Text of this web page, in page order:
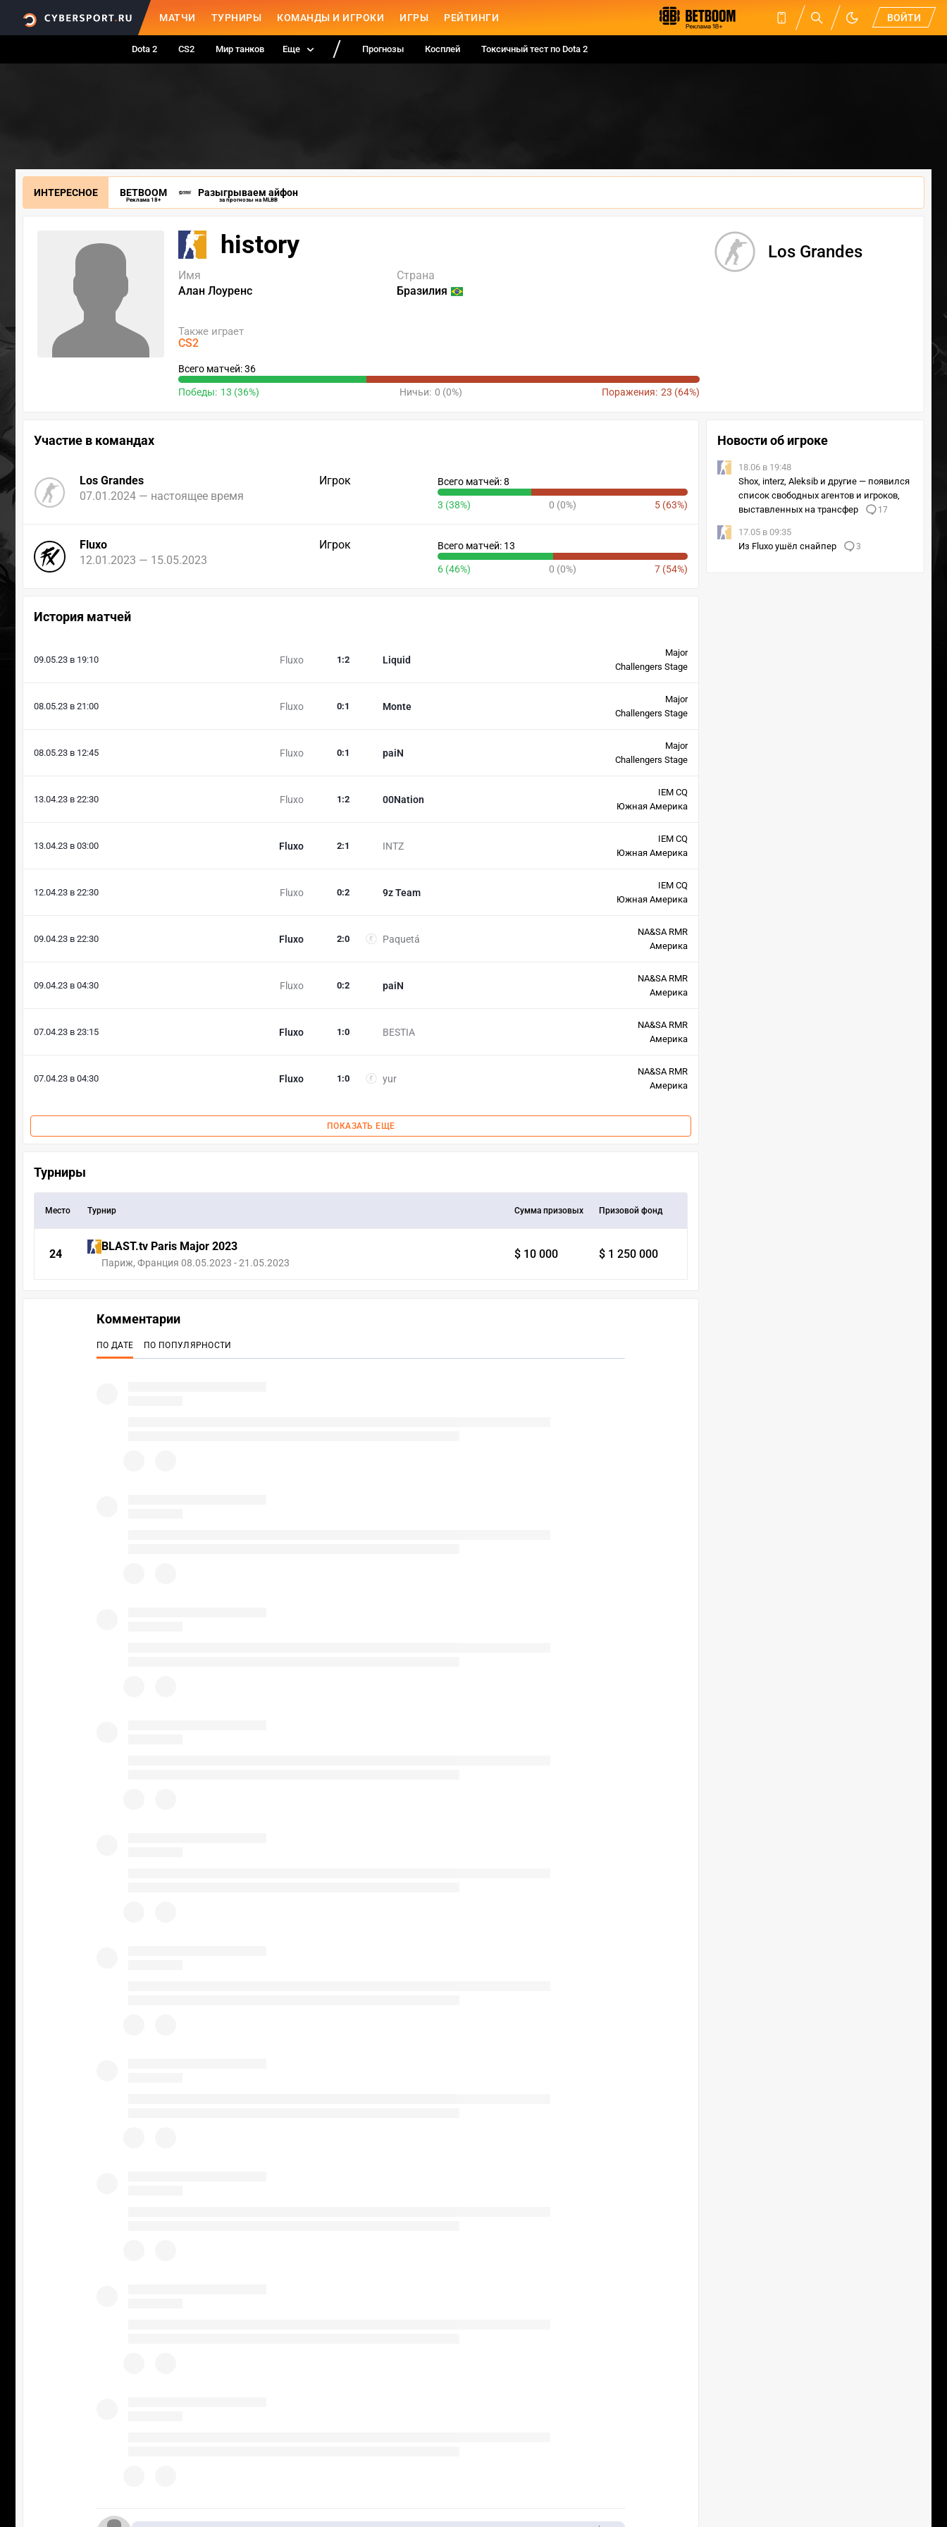
МАТЧИ ТУРНИРЫ КОМАНДЫ И ИГРОКИ ИГРЫ РЕЙТИНГИ ВОЙТИ
Dota 2 CS2 Мир танков Еще Прогнозы Косплей Токсичный тест по Dota 2
ИНТЕРЕСНОЕ BETBOOM
Реклама 18+
Разыгрываем айфон
за прогнозы на MLBB
history
Имя
Алан Лоуренс
Страна
Бразилия
Также играет
CS2
Всего матчей: 36
Победы: 13 (36%) Ничьи: 0 (0%) Поражения: 23 (64%)
Los Grandes
Участие в командах
Los Grandes
07.01.2024 — настоящее время
Игрок Всего матчей: 8
3 (38%) 0 (0%) 5 (63%)
Fluxo
12.01.2023 — 15.05.2023
Игрок Всего матчей: 13
6 (46%) 0 (0%) 7 (54%)
История матчей
09.05.23 в 19:10 Fluxo Liquid
1 :2
Major
Challengers Stage
08.05.23 в 21:00 Fluxo Monte
0:1
Major
Challengers Stage
08.05.23 в 12:45 Fluxo paiN
0:1
Major
Challengers Stage
13.04.23 в 22:30 Fluxo 00Nation
1 :2
IEM CQ
Южная Америка
13.04.23 в 03:00 Fluxo INTZ
2:1
IEM CQ
Южная Америка
12.04.23 в 22:30 Fluxo 9z Team
0:2
IEM CQ
Южная Америка
09.04.23 в 22:30 Fluxo Paquetá
2:0
NA&SA RMR
Америка
09.04.23 в 04:30 Fluxo paiN
0:2
NA&SA RMR
Америка
07.04.23 в 23:15 Fluxo BESTIA
1 :0
NA&SA RMR
Америка
07.04.23 в 04:30 Fluxo yur
1 :0
NA&SA RMR
Америка
ПОКАЗАТЬ ЕЩЕ
Турниры
Место Турнир Сумма призовых Призовой фонд
24
BLAST.tv Paris Major 2023
Париж, Франция 08.05.2023 - 21.05.2023
$ 10 000 $ 1 250 000
Новости об игроке
18.06 в 19:48
Shox, interz, Aleksib и другие — появился
список свободных агентов и игроков,
выставленных на трансфер
17
17.05 в 09:35
Из Fluxo ушёл снайпер
3
Комментарии
ПО ДАТЕ ПО ПОПУЛЯРНОСТИ